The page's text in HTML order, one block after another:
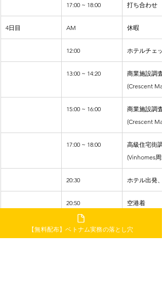
17:00 ~ 18:00 打ち合わせ
4日目 AM 休暇
12:00 ホテルチェ
13:00 ~ 14:20
商業施設調査
(Crescent
15:00 ~ 16:00
商業施設調査
(Crescent
17:00 ~ 18:00
高級住宅街
(Vinhomes周
20:30 ホテル出発
20:50 空港着
23:20
タンソンニ
空港から成
【無料配布】ベトナム実務の落とし穴